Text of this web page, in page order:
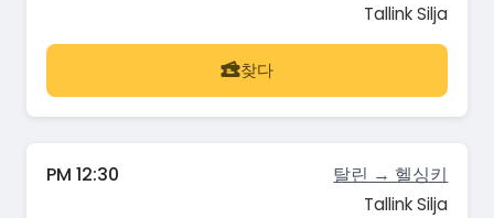
Tallink Silja
찾다
PM 12:30 탈린 → 헬싱키
Tallink Silja